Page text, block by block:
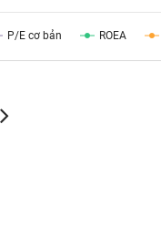
P/E cơ bản ROEA